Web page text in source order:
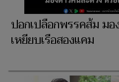
ปอกเปลือกพรรคส้ม มอ
เหยียบเรือสองแคม